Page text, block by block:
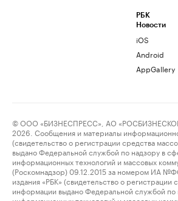
РБК
Новости
iOS
Android
AppGallery
© ООО «БИЗНЕСПРЕСС», АО
2026. Сообщения и материалы
(свидетельство о регистрации средства
выдано Федеральной службой по надзору в
информационных технологий и массовых
(Роскомнадзор) 09.12.2015 за номером ИА
издания «РБК» (свидетельство о регистрации
информации выдано Федеральной службой по